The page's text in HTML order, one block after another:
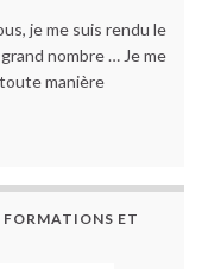
je me suis rendu le
nombre … Je me
manière
ET